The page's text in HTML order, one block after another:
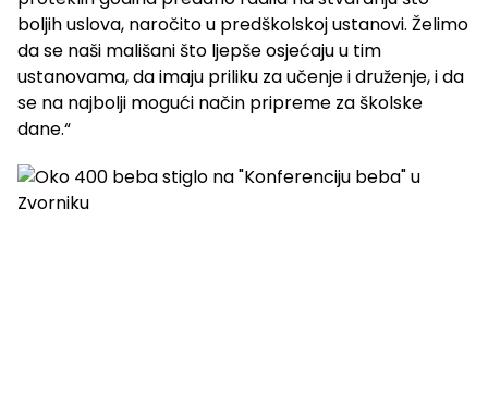
boljih uslova, naročito u predškolskoj ustanovi. Želimo
da se naši mališani što ljepše osjećaju u tim
ustanovama, da imaju priliku za učenje i druženje, i da
se na najbolji mogući način pripreme za školske
dane.“